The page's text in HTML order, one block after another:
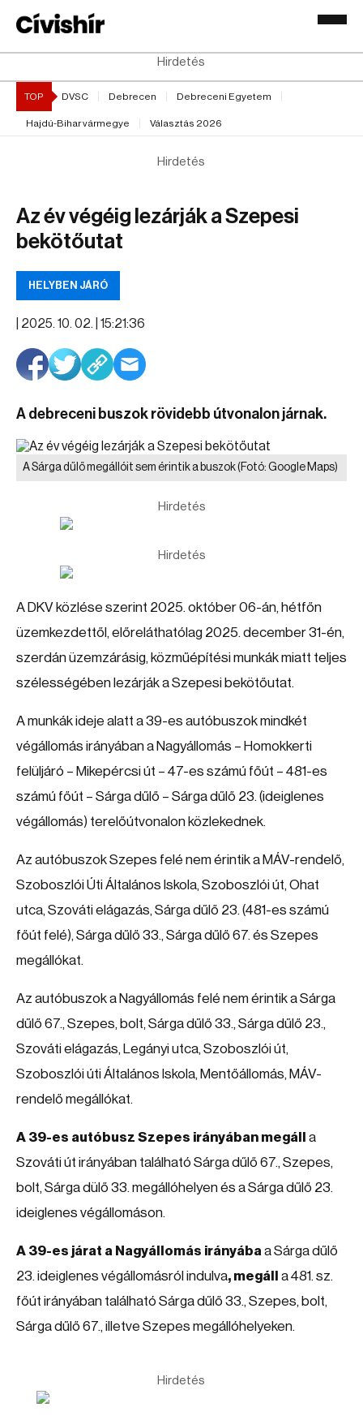
Hirdetés
TOP DVSC Debrecen Debreceni Egyetem
Hajdú-Bihar vármegye Választás 2026
Hirdetés
Az év végéig lezárják a Szepesi
bekötőutat
HELYBEN JÁRÓ
2025. 10. 02. | 15:21:36
A debreceni buszok rövidebb útvonalon járnak.
A Sárga dűlő megállóit sem érintik a buszok(Fotó: Google Maps)
Hirdetés
Hirdetés
A DKV közlése szerint 2025. október 06-án, hétfőn
üzemkezdettől, előreláthatólag 2025. december 31-én,
szerdán üzemzárásig, közműépítési munkák miatt teljes
szélességében lezárják a Szepesi bekötőutat.
A munkák ideje alatt a 39-es autóbuszok mindkét
végállomás irányában a Nagyállomás – Homokkerti
felüljáró – Mikepércsi út – 47-es számú főút – 481-es
számú főút – Sárga dűlő – Sárga dűlő 23. (ideiglenes
végállomás) terelőútvonalon közlekednek.
Az autóbuszok Szepes felé nem érintik a MÁV-rendelő,
Szoboszlói Úti Általános Iskola, Szoboszlói út, Ohat
utca, Szováti elágazás, Sárga dűlő 23. (481-es számú
főút felé), Sárga dűlő 33., Sárga dűlő 67. és Szepes
megállókat.
Az autóbuszok a Nagyállomás felé nem érintik a Sárga
dűlő 67., Szepes, bolt, Sárga dűlő 33., Sárga dűlő 23.,
Szováti elágazás, Legányi utca, Szoboszlói út,
Szoboszlói úti Általános Iskola, Mentőállomás, MÁV-
rendelő megállókat.
A 39-es autóbusz Szepes irányában megáll
a
Szováti út irányában található Sárga dűlő 67., Szepes,
bolt, Sárga dülő 33. megállóhelyen és a Sárga dűlő 23.
ideiglenes végállomáson.
A 39-es járat a Nagyállomás irányába a Sárga dűlő
23. ideiglenes végállomásról indulva, megáll
a 481. sz.
főút irányában található Sárga dűlő 33., Szepes, bolt,
Sárga dűlő 67., illetve Szepes megállóhelyeken.
Hirdetés